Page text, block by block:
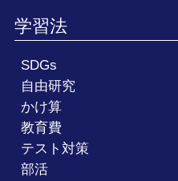
学習法
SDGs
自由研究
かけ算
教育費
テスト対策
部活